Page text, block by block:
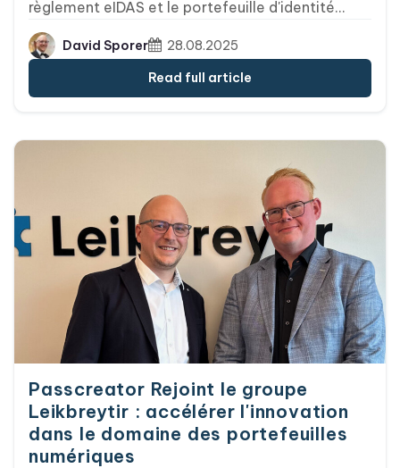
règlement eIDAS et le portefeuille d'identité
numérique européen (EUDI-Wallet), un véritable
tournant pour le commerce numérique se profile
à l'horizon. À partir de 2027, en tant
qu'entreprise opérant dans de nombreux
très grande plateforme en ligne », mais partout
où le KYC, la SCA ou toute autre vérification
d'identité similaire est requise. Cela concerne les
banques, les compagnies d'assurance, les
télécommunications, les fournisseurs d'énergie,
les soins de santé, les paiements – et bien
d'autres secteurs encore. Même si vous n'êtes
pas une entreprise réglementée ou une grande
plateforme en ligne, des opportunités
commerciales s'offrent à vous.
David Sporer
28.08.2025
Read full article
Passcreator Rejoint le groupe
Leikbreytir : accélérer l'innovation
dans le domaine des portefeuilles
numériques